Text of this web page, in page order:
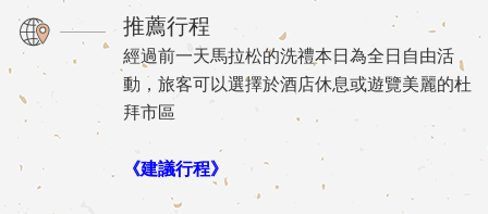
推薦行程
經過前一天馬拉松的洗禮本日為全日自由活
動，旅客可以選擇於酒店休息或遊覽美麗的杜
拜市區
《建議行程》